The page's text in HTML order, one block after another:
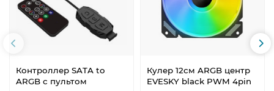
Контроллер SATA to
ARGB с пультом
Кулер 12см ARGB центр
EVESKY black PWM 4pin